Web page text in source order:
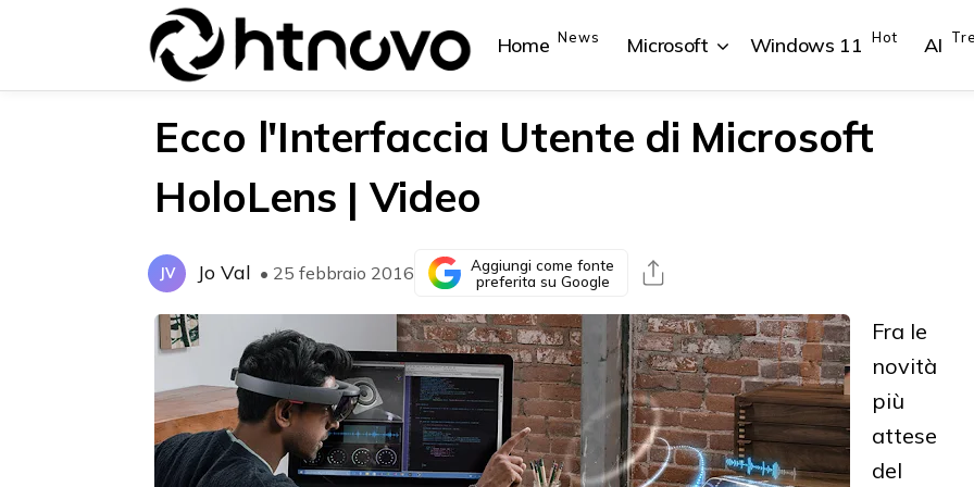
Home News Microsoft
{{POSTS[0].LABEL}}
Windows 11 Hot AI
{{POSTS[0].LABEL}}
Ecco l'Interfaccia Utente di Microsoft
HoloLens | Video
JV Jo Val • 25 febbraio 2016
Aggiungi come fonte
preferita su Google
Fra le
novità
più
attese
del